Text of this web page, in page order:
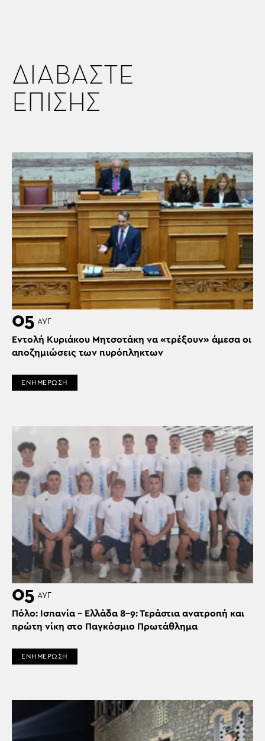
ΔΙΑΒΑΣΤΕ
ΕΠΙΣΗΣ
05 ΑΥΓ
Εντολή Κυριάκου Μητσοτάκη να «τρέξουν» άμεσα οι
αποζημιώσεις των πυρόπληκτων
ΕΝΗΜΕΡΩΣΗ
05 ΑΥΓ
Πόλο: Ισπανία – Ελλάδα 8-9: Τεράστια ανατροπή και
πρώτη νίκη στο Παγκόσμιο Πρωτάθλημα
ΕΝΗΜΕΡΩΣΗ